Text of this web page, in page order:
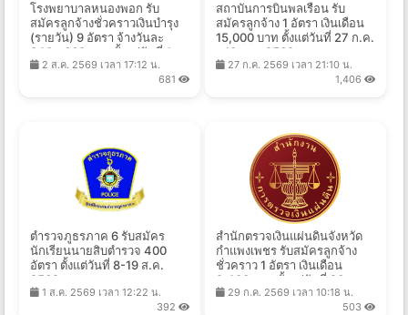
โรงพยาบาลหนองพอก รับ
สมัครลูกจ้างชั่วคราวเงินบำรุง
(รายวัน) 9 อัตรา จ้างวันละ
340 - 660 บาท ตั้งแต่วันที่ 1-
17 ส.ค. 2569
2 ส.ค. 2569 เวลา 17:12 น.
681
สถาบันการบินพลเรือน รับ
สมัครลูกจ้าง 1 อัตรา เงินเดือน
15,000 บาท ตั้งแต่วันที่ 27 ก.ค.
- 10 ส.ค. 2569
27 ก.ค. 2569 เวลา 21:10 น.
1,406
ตำรวจภูธรภาค 6 รับสมัคร
นักเรียนนายสิบตำรวจ 400
อัตรา ตั้งแต่วันที่ 8-19 ส.ค.
2569
1 ส.ค. 2569 เวลา 12:22 น.
392
สำนักตรวจเงินแผ่นดินจังหวัด
กำแพงเพชร รับสมัครลูกจ้าง
ชั่วคราว 1 อัตรา เงินเดือน
9,400 บาท ตั้งแต่วันที่ 20 ก.ค.
- 14 ส.ค. 2569
29 ก.ค. 2569 เวลา 10:18 น.
503